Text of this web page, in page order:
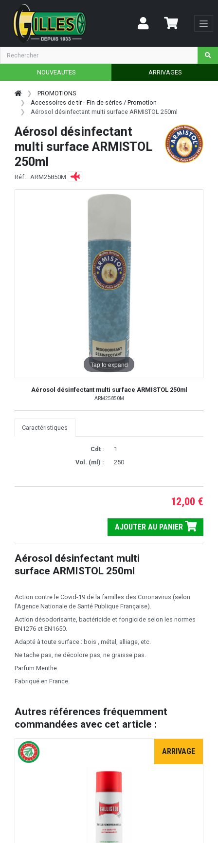
NOUVEAUTES ARRIVAGES
PROMOTIONS
Accessoires de tir - Fin de séries / Promotion
Aérosol désinfectant multi surface ARMISTOL 250ml
Aérosol désinfectant
multi surface ARMISTOL
250ml
Réf. : ARM25850M
Tap to expand
Aérosol désinfectant multi surface ARMISTOL 250ml
ARM25850M
Caractéristiques
Cdt :
1
Vol. (ml) :
250
12,00 €
AJOUTER AU PANIER
Aérosol désinfectant multi
surface ARMISTOL 250ml
Action contre le Covid-19 de la familles des Coronavirus (selon
l'Agence Nationale de Santé Publique Française).
Action désodorisante, bactéricide et fongicide selon les normes
EN1276 et EN1650.
Adapté à toute surface : bois , métal, alliage, etc.
Ne tache pas, ne décolore pas, ne graisse pas.
Parfum Menthe.
Fabriqué en France.
Autres références fréquemment
commandées avec cet article :
ARRIVAGE